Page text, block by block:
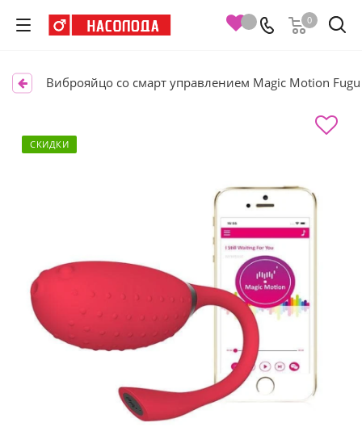
0
Виброяйцо со смарт управлением Magic Motion Fugu
СКИДКИ